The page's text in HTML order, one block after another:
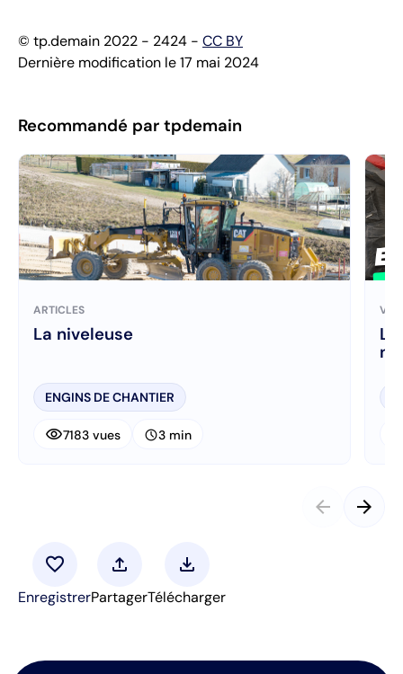
© tp.demain 2022 - 2424 - CC BY
Dernière modification le 17 mai 2024
Recommandé par tpdemain
ARTICLES
La niveleuse
ENGINS DE CHANTIER
visibility7183 vues schedule3 min
arrow_back arrow_forward
favorite
Enregistrer
upload
Partager
download
Télécharger